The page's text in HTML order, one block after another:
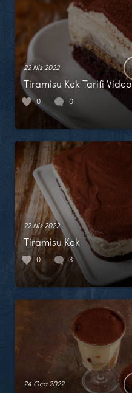
22 Nis 2022
Tiramisu Kek Tarifi Video
0 0
22 Nis 2022
Tiramisu Kek
0 3
24 Oca 2022